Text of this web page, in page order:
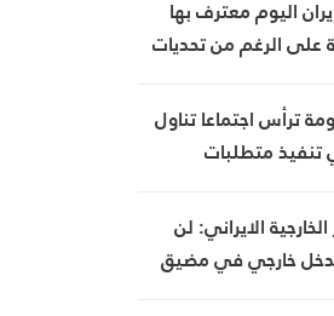
اليوم معترف بها
على الرغم من تحديات
ترأس اجتماعا تناول
متطلبات
الايراني: لن
خارجي في مضيق